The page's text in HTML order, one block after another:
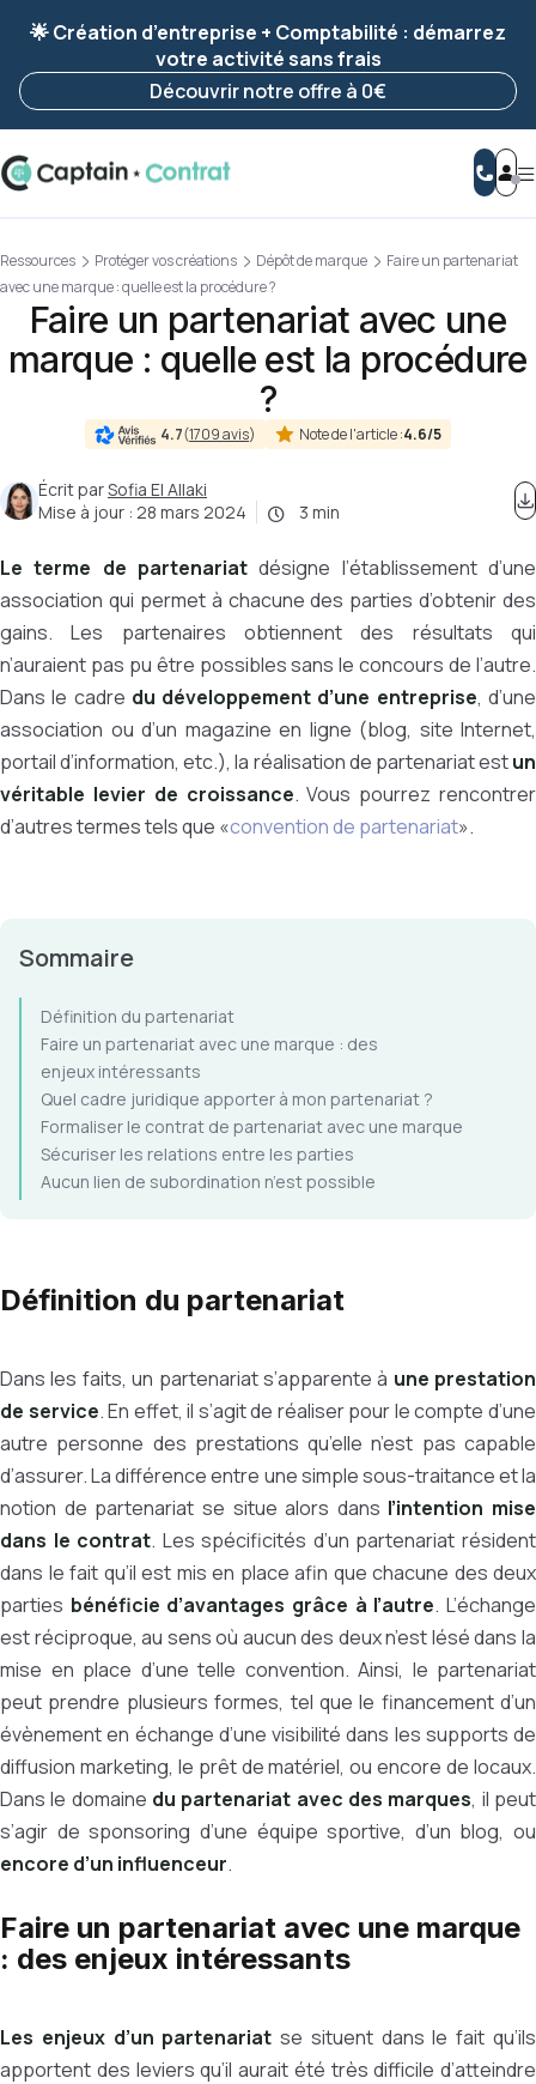
enregistrée 🚀
Reprendre ma démarche
🌟 Création d’entreprise + Comptabilité : démarrez
votre activité sans frais
Découvrir notre offre à 0€
Ressources Protéger vos créations Dépôt de marque
Faire un partenariat
avec une marque : quelle est la procédure ?
Faire un partenariat avec une
marque : quelle est la procédure
?
4.7(1709 avis) Note de l'article :4.6/5
Écrit parSofia El Allaki
Mise à jour : 28 mars 2024 3 min
Le terme de partenariat désigne l’établissement d’une
association qui permet à chacune des parties d’obtenir des
gains. Les partenaires obtiennent des résultats qui
n’auraient pas pu être possibles sans le concours de l’autre.
Dans le cadre du développement d’une entreprise, d’une
association ou d’un magazine en ligne (blog, site Internet,
portail d’information, etc.), la réalisation de partenariat estun
véritable levier de croissance. Vous pourrez rencontrer
d’autres termes tels que «convention de partenariat».
Sommaire
Définition du partenariat
Faire un partenariat avec une marque : des
enjeux intéressants
Quel cadre juridique apporter à mon partenariat ?
Formaliser le contrat de partenariat avec une marque
Sécuriser les relations entre les parties
Aucun lien de subordination n’est possible
Définition du partenariat
Dans les faits, un partenariat s’apparente à une prestation
de service. En effet, il s’agit de réaliser pour le compte d’une
autre personne des prestations qu’elle n’est pas capable
d’assurer. La différence entre une simple sous-traitance et la
notion de partenariat se situe alors dans l’intention mise
dans le contrat. Les spécificités d’un partenariat résident
dans le fait qu’il est mis en place afin que chacune des deux
parties bénéficie d’avantages grâce à l’autre. L’échange
est réciproque, au sens où aucun des deux n’est lésé dans la
mise en place d’une telle convention. Ainsi, le partenariat
peut prendre plusieurs formes, tel que le financement d’un
évènement en échange d’une visibilité dans les supports de
diffusion marketing, le prêt de matériel, ou encore de locaux.
Dans le domaine du partenariat avec des marques, il peut
s’agir de sponsoring d’une équipe sportive, d’un blog, ou
encore d’un influenceur.
Faire un partenariat avec une marque
: des enjeux intéressants
Les enjeux d’un partenariat se situent dans le fait qu’ils
apportent des leviers qu’il aurait été très difficile d’atteindre